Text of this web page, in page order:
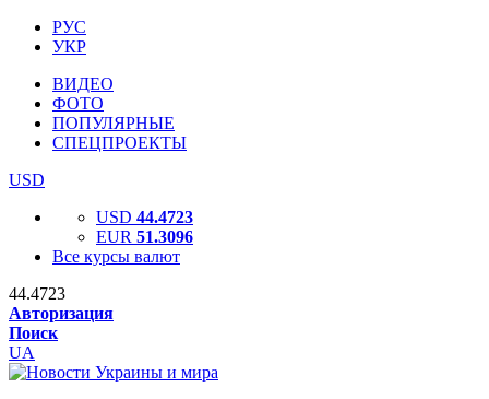
РУС
УКР
ВИДЕО
ФОТО
ПОПУЛЯРНЫЕ
СПЕЦПРОЕКТЫ
USD
USD 44.4723
EUR 51.3096
Все курсы валют
44.4723
Авторизация
Поиск
UA